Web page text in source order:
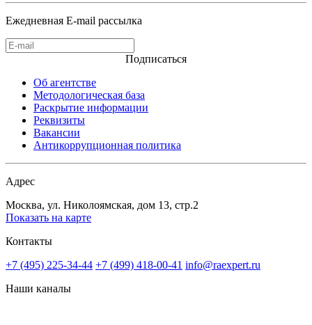
Ежедневная E-mail рассылка
Подписаться
Об агентстве
Методологическая база
Раскрытие информации
Реквизиты
Вакансии
Антикоррупционная политика
Адрес
Москва, ул. Николоямская, дом 13, стр.2
Показать на карте
Контакты
+7 (495) 225-34-44 +7 (499) 418-00-41 info@raexpert.ru
Наши каналы